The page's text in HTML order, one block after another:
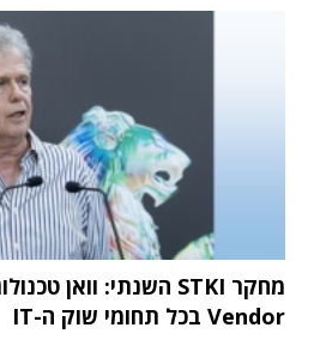
Vendor בכל תחומי שוק ה-IT